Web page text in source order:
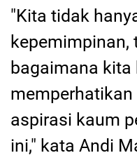
"Kita tidak
bagaimana kita
aspirasi kaum
ini," kata Andi